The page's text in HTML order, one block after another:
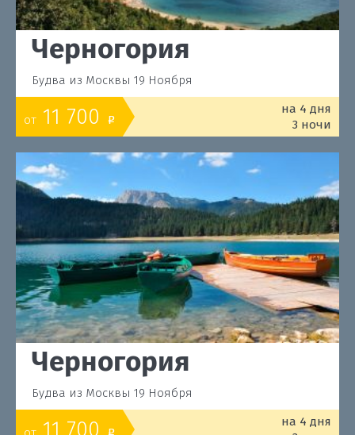
Черногория
Будва из Москвы 19 Ноября
от 11 700 o
на 4 дня
3 ночи
Черногория
Будва из Москвы 19 Ноября
11 700 o
на 4 дня